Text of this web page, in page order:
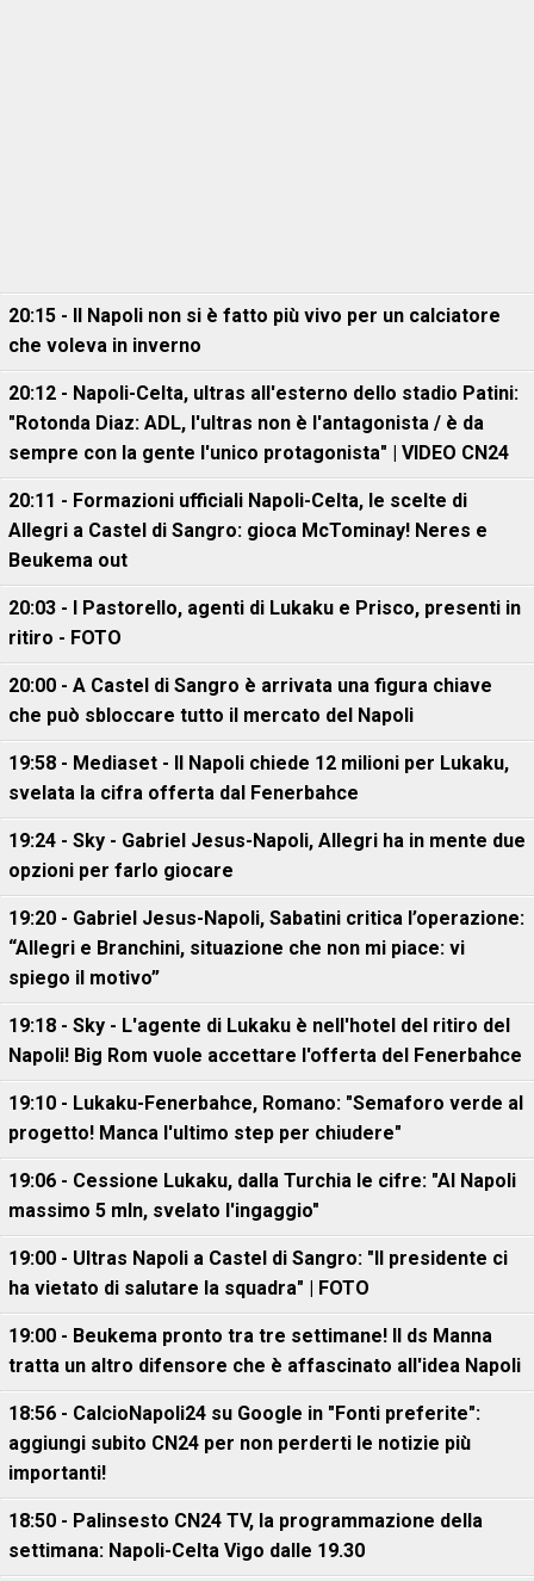
20:15 - Il Napoli non si è fatto più vivo per un calciatore
che voleva in inverno
20:12 - Napoli-Celta, ultras all'esterno dello stadio Patini:
"Rotonda Diaz: ADL, l'ultras non è l'antagonista / è da
sempre con la gente l'unico protagonista" | VIDEO CN24
20:11 - Formazioni ufficiali Napoli-Celta, le scelte di
Allegri a Castel di Sangro: gioca McTominay! Neres e
Beukema out
20:03 - I Pastorello, agenti di Lukaku e Prisco, presenti in
ritiro - FOTO
20:00 - A Castel di Sangro è arrivata una figura chiave
che può sbloccare tutto il mercato del Napoli
19:58 - Mediaset - Il Napoli chiede 12 milioni per Lukaku,
svelata la cifra offerta dal Fenerbahce
19:24 - Sky - Gabriel Jesus-Napoli, Allegri ha in mente due
opzioni per farlo giocare
19:20 - Gabriel Jesus-Napoli, Sabatini critica l’operazione:
“Allegri e Branchini, situazione che non mi piace: vi
spiego il motivo”
19:18 - Sky - L'agente di Lukaku è nell'hotel del ritiro del
Napoli! Big Rom vuole accettare l'offerta del Fenerbahce
19:10 - Lukaku-Fenerbahce, Romano: "Semaforo verde al
progetto! Manca l'ultimo step per chiudere"
19:06 - Cessione Lukaku, dalla Turchia le cifre: "Al Napoli
massimo 5 mln, svelato l'ingaggio"
19:00 - Ultras Napoli a Castel di Sangro: "Il presidente ci
ha vietato di salutare la squadra" | FOTO
19:00 - Beukema pronto tra tre settimane! Il ds Manna
tratta un altro difensore che è affascinato all'idea Napoli
18:56 - CalcioNapoli24 su Google in "Fonti preferite":
aggiungi subito CN24 per non perderti le notizie più
importanti!
18:50 - Palinsesto CN24 TV, la programmazione della
settimana: Napoli-Celta Vigo dalle 19.30